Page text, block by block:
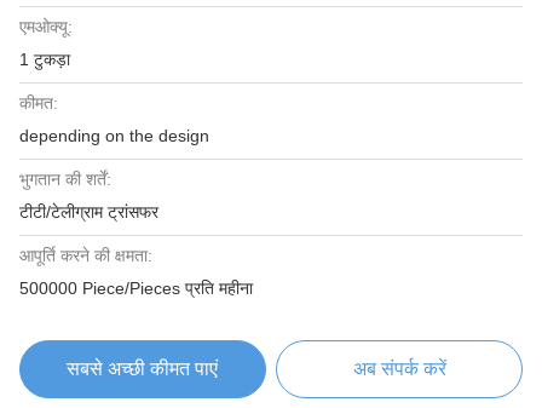
एमओक्यू:
1 टुकड़ा
कीमत:
depending on the design
भुगतान की शर्तें:
टीटी/टेलीग्राम ट्रांसफर
आपूर्ति करने की क्षमता:
500000 Piece/Pieces प्रति महीना
सबसे अच्छी कीमत पाएं अब संपर्क करें